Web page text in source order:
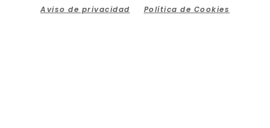
Aviso de privacidad Política de Cookies